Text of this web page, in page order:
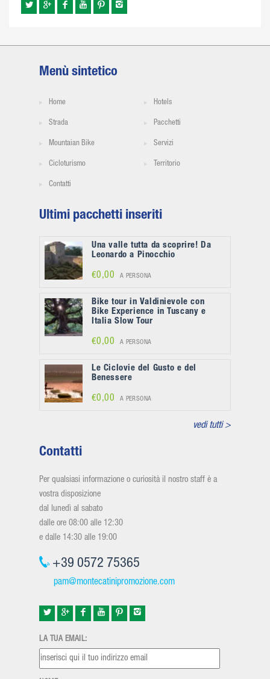
Menù sintetico
Home Hotels
Strada Pacchetti
Mountaian Bike Servizi
Cicloturismo Territorio
Contatti
Ultimi pacchetti inseriti
Una valle tutta da scoprire! Da
Leonardo a Pinocchio
€0,00 A PERSONA
Bike tour in Valdinievole con
Bike Experience in Tuscany e
Italia Slow Tour
€0,00 A PERSONA
Le Ciclovie del Gusto e del
Benessere
€0,00 A PERSONA
vedi tutti >
Contatti
Per qualsiasi informazione o curiosità il nostro staff è a
vostra disposizione
dal lunedì al sabato
dalle ore 08:00 alle 12:30
e dalle 14:30 alle 19:00
+39 0572 75365
pam@montecatinipromozione.com
LA TUA EMAIL: